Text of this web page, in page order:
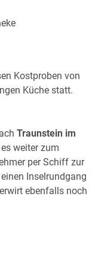
Kostproben von
Küche statt.
Traunstein im
weiter zum
per Schiff zur
Inselrundgang
ebenfalls noch